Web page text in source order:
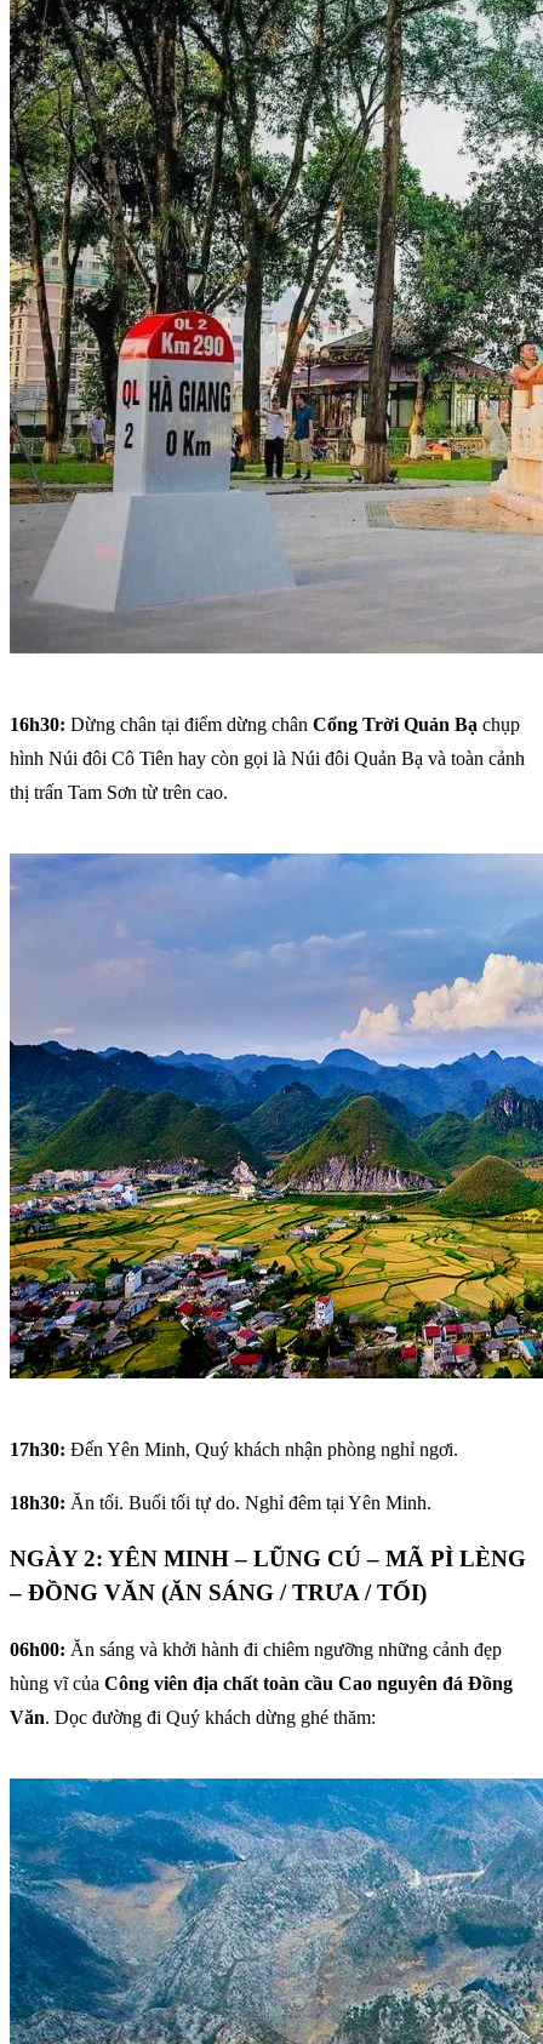
16h30: Dừng chân tại điểm dừng chân Cổng Trời Quản Bạ chụp
hình Núi đôi Cô Tiên hay còn gọi là Núi đôi Quản Bạ và toàn cảnh
thị trấn Tam Sơn từ trên cao.
17h30: Đến Yên Minh, Quý khách nhận phòng nghỉ ngơi.
18h30: Ăn tối. Buổi tối tự do. Nghỉ đêm tại Yên Minh.
NGÀY 2: YÊN MINH – LŨNG CÚ – MÃ PÌ LÈNG
– ĐỒNG VĂN (ĂN SÁNG / TRƯA / TỐI)
06h00: Ăn sáng và khởi hành đi chiêm ngưỡng những cảnh đẹp
hùng vĩ của Công viên địa chất toàn cầu Cao nguyên đá Đồng
Văn. Dọc đường đi Quý khách dừng ghé thăm: